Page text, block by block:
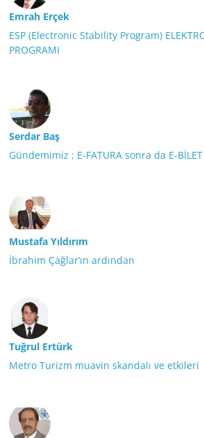
Emrah Erçek
ESP (Electronic Stability Program)
PROGRAMI
Serdar Baş
Gündemimiz ; E-FATURA sonra da E-BİLET
Mustafa Yıldırım
İbrahim Çağlar’ın ardından
Tuğrul Ertürk
Metro Turizm muavin skandalı ve etkileri